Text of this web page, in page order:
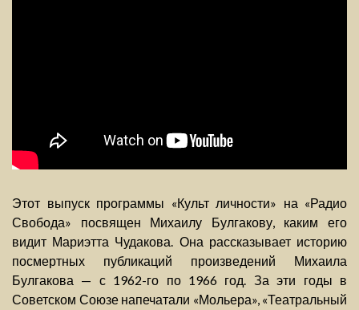
Этот выпуск программы «Культ личности» на «Радио
Свобода» посвящен Михаилу Булгакову, каким его
видит Мариэтта Чудакова. Она рассказывает историю
посмертных публикаций произведений Михаила
Булгакова — с 1962-го по 1966 год. За эти годы в
Советском Союзе напечатали «Мольера», «Театральный